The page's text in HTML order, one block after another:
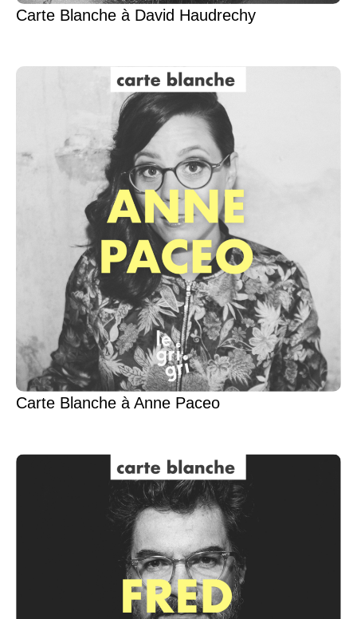
Carte Blanche à David Haudrechy
Carte Blanche à Anne Paceo